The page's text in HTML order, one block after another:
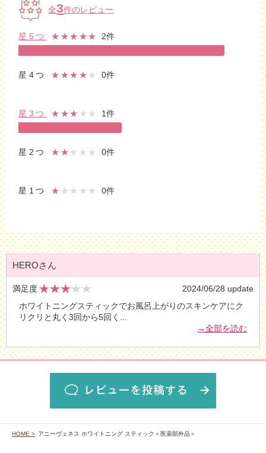
全3件のレビュー
星5つ ★★★★★ 2件
星4つ ★★★★ ★ 0件
星3つ ★★★ ★★ 1件
星2つ ★★ ★★★ 0件
星1つ ★ ★★★★ 0件
HEROさん
満足度
2024/06/28 update
ホワイトニングスティックでお風呂上がりのスキンケアにク
リクリと丸く3回から5回く
→全部を読む
HOME > アニーヴェネス ホワイトニング スティック＜医薬部外品＞